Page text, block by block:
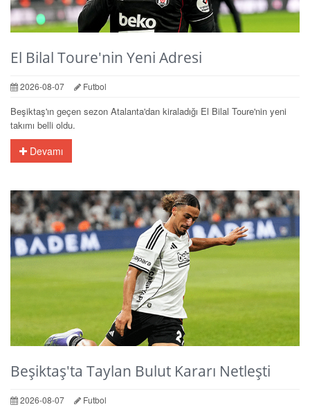
El Bilal Toure'nin Yeni Adresi
2026-08-07 Futbol
Beşiktaş'ın geçen sezon Atalanta'dan kiraladığı El Bilal Toure'nin yeni
takımı belli oldu.
Devamı
Beşiktaş'ta Taylan Bulut Kararı Netleşti
2026-08-07 Futbol